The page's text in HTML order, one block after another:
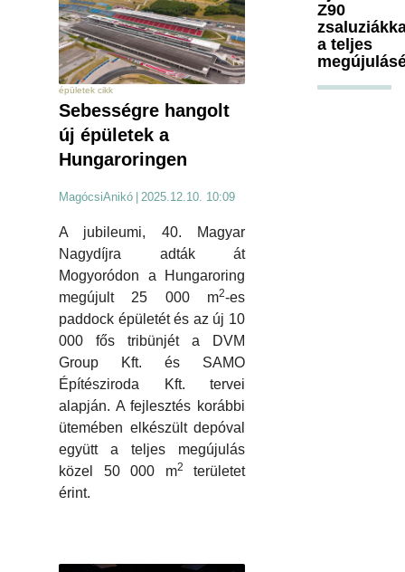
épületek cikk
Sebességre hangolt
új épületek a
Hungaroringen
MagócsiAnikó 2025.12.10. 10:09
A jubileumi, 40. Magyar
Nagydíjra adták át
Mogyoródon a Hungaroring
megújult 25 000 m2-es
paddock épületét és az új 10
000 fős tribünjét a DVM
Group Kft. és SAMO
Építésziroda Kft. tervei
alapján. A fejlesztés korábbi
ütemében elkészült depóval
együtt a teljes megújulás
közel 50 000 m2
területet
érint.
Z90
a teljes